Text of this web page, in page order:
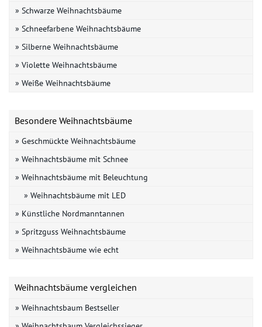
» Schwarze Weihnachtsbäume
» Schneefarbene Weihnachtsbäume
» Silberne Weihnachtsbäume
» Violette Weihnachtsbäume
» Weiße Weihnachtsbäume
Besondere Weihnachtsbäume
» Geschmückte Weihnachtsbäume
» Weihnachtsbäume mit Schnee
» Weihnachtsbäume mit Beleuchtung
» Weihnachtsbäume mit LED
» Künstliche Nordmanntannen
» Spritzguss Weihnachtsbäume
» Weihnachtsbäume wie echt
Weihnachtsbäume vergleichen
» Weihnachtsbaum Bestseller